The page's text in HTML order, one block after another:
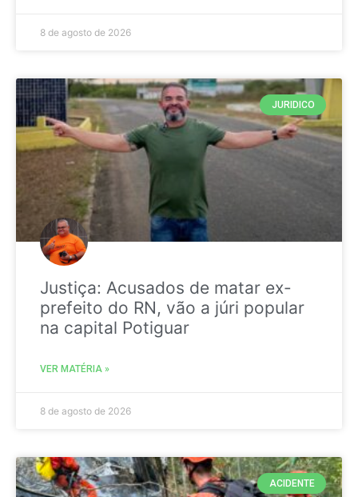
8 de agosto de 2026
JURIDICO
Justiça: Acusados de matar ex-
prefeito do RN, vão a júri popular
na capital Potiguar
VER MATÉRIA »
8 de agosto de 2026
ACIDENTE